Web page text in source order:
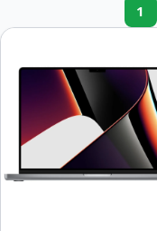
1